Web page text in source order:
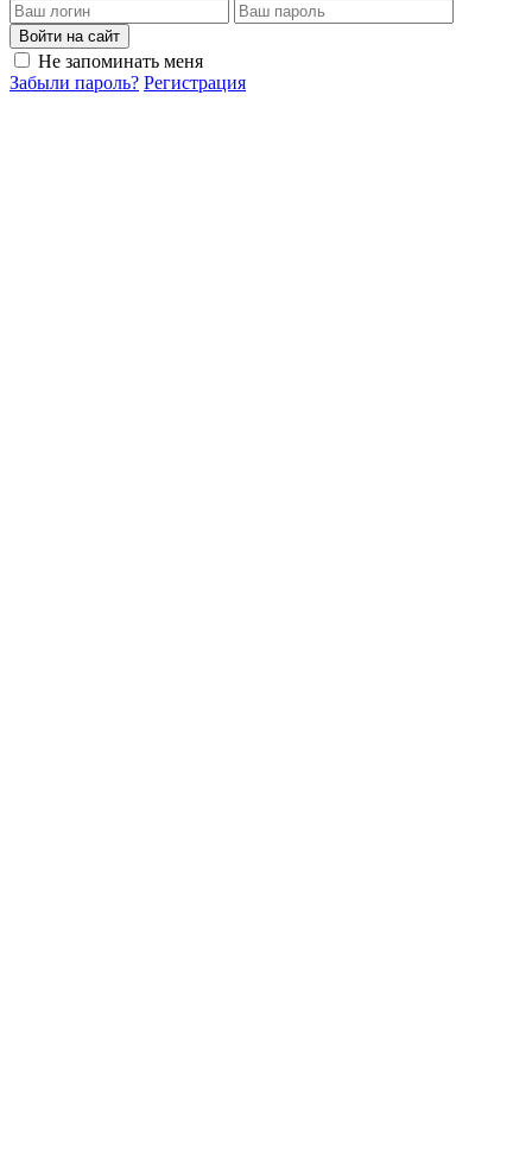
Войти на сайт
Не запоминать меня
Забыли пароль? Регистрация